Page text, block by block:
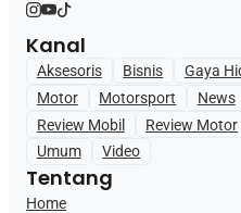
Kanal
Aksesoris Bisnis Gaya
Motor
Motorsport News
Review Mobil
Review Motor
Umum
Video
Tentang
Home